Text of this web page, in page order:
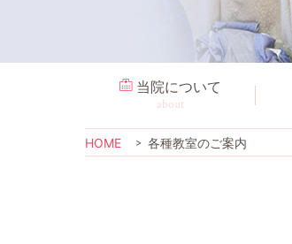
当院について
about
HOME 各種教室のご案内